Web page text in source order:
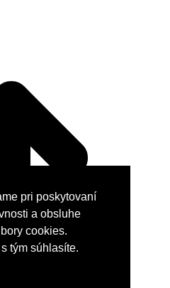
pri poskytovaní
a obsluhe
cookies.
tým súhlasíte.